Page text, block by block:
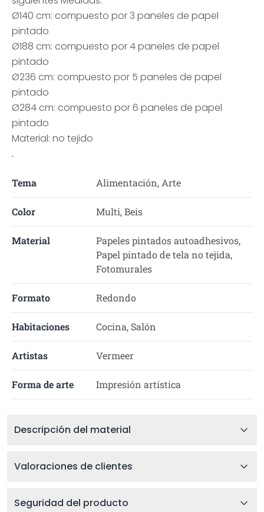
Ø140 cm: compuesto por 3 paneles de papel
pintado
Ø188 cm: compuesto por 4 paneles de papel
pintado
Ø236 cm: compuesto por 5 paneles de papel
pintado
Ø284 cm: compuesto por 6 paneles de papel
pintado
Material: no tejido
.
Tema Alimentación, Arte
Color Multi, Beis
Material
Papeles pintados autoadhesivos,
Papel pintado de tela no tejida,
Fotomurales
Formato Redondo
Habitaciones Cocina, Salón
Artistas Vermeer
Forma de arte Impresión artística
Descripción del material
Valoraciones de clientes
Seguridad del producto